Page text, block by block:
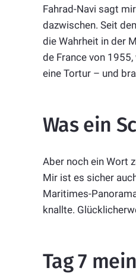
Fahrad-Navi sagt
dazwischen. Seit
die Wahrheit in der
de France von
eine Tortur – und
Was ein
Aber noch ein Wort
Mir ist es sicher
Maritimes-
knallte.
Tag 7